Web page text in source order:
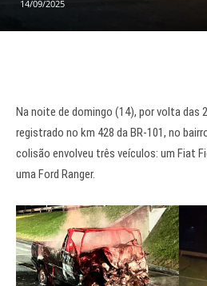
14/09/2025
Na noite de domingo (14), por volta das
registrado no km 428 da BR-101, no
colisão envolveu três veículos: um Fiat
uma Ford Ranger.